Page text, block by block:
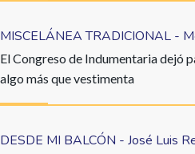
MISCELÁNEA TRADICIONAL -
El Congreso de Indumentaria dejó
algo más que vestimenta
DESDE MI BALCÓN - José Luis